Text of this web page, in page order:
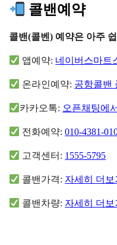
콜밴예약
콜밴(콜벤) 예약은 아주
앱예약: 네이버스마트
온라인예약: 공항콜밴
카카오톡: 오픈채팅에
전화예약:010-4381-
고객센터: 1555-5795
콜밴가격: 자세히 더보
콜밴차량: 자세히 더보